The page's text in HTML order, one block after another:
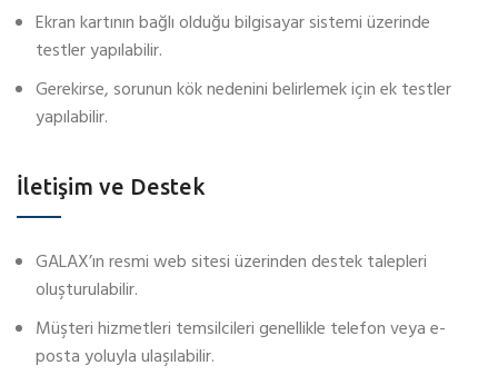
Ekran kartının bağlı olduğu bilgisayar sistemi üzerinde
testler yapılabilir.
Gerekirse, sorunun kök nedenini belirlemek için ek testler
yapılabilir.
İletişim ve Destek
GALAX’ın resmi web sitesi üzerinden destek talepleri
oluşturulabilir.
Müşteri hizmetleri temsilcileri genellikle telefon veya e-
posta yoluyla ulaşılabilir.